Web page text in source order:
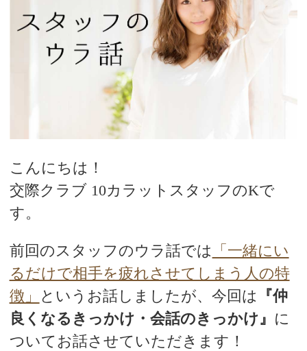
こんにちは！
交際クラブ 10カラットスタッフのKで
す。
前回のスタッフのウラ話では
「一緒にい
るだけで相手を疲れさせてしまう人の特
徴」
というお話しましたが、今回は
『仲
良くなるきっかけ・会話のきっかけ』 に
ついてお話させていただきます！